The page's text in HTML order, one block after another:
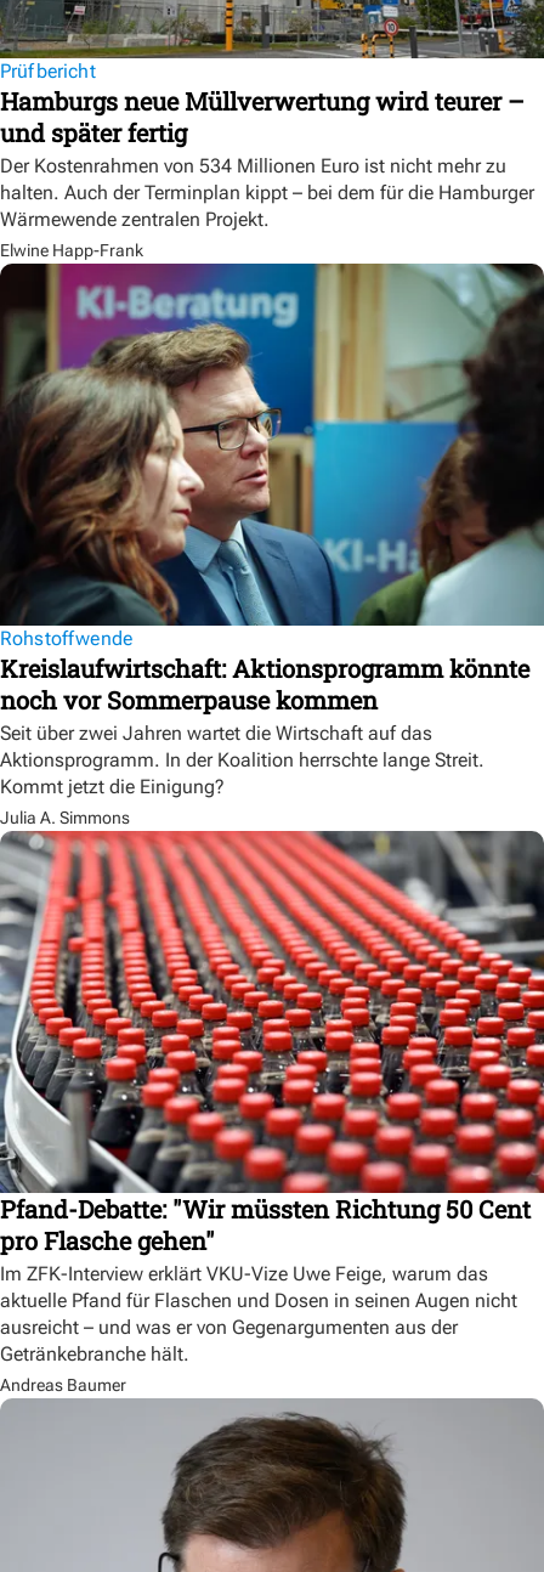
Prüfbericht
Hamburgs neue Müllverwertung wird teurer –
und später fertig
Der Kostenrahmen von 534 Millionen Euro ist nicht mehr zu
halten. Auch der Terminplan kippt – bei dem für die Hamburger
Wärmewende zentralen Projekt.
Elwine Happ-Frank
Rohstoffwende
Kreislaufwirtschaft: Aktionsprogramm könnte
noch vor Sommerpause kommen
Seit über zwei Jahren wartet die Wirtschaft auf das
Aktionsprogramm. In der Koalition herrschte lange Streit.
Kommt jetzt die Einigung?
Julia A. Simmons
Pfand-Debatte: "Wir müssten Richtung 50 Cent
pro Flasche gehen"
Im ZFK-Interview erklärt VKU-Vize Uwe Feige, warum das
aktuelle Pfand für Flaschen und Dosen in seinen Augen nicht
ausreicht – und was er von Gegenargumenten aus der
Getränkebranche hält.
Andreas Baumer